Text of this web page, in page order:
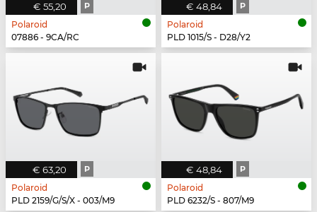
€ 55,20 P
Polaroid
07886 - 9CA/RC
€ 48,84 P
Polaroid
PLD 1015/S - D28/Y2
€ 63,20 P
Polaroid
PLD 2159/G/S/X - 003/M9
€ 48,84 P
Polaroid
PLD 6232/S - 807/M9